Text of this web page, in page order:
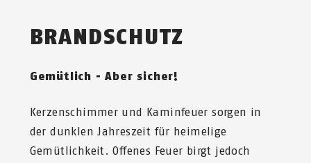
BRANDSCHUTZ
Gemütlich - Aber sicher!
Kerzenschimmer und Kaminfeuer sorgen in
der dunklen Jahreszeit für heimelige
Gemütlichkeit. Offenes Feuer birgt jedoch